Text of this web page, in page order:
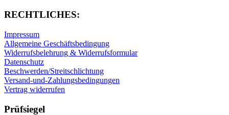
RECHTLICHES:
Impressum
Allgemeine Geschäftsbedingung
Widerrufsbelehrung & Widerrufsformular
Datenschutz
Beschwerden/Streitschlichtung
Versand-und-Zahlungsbedingungen
Vertrag widerrufen
Prüfsiegel